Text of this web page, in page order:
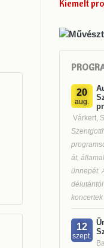
Kiemelt
20
aug.
Várkert,
át,
ünnepét.
koncertek
12
szept.